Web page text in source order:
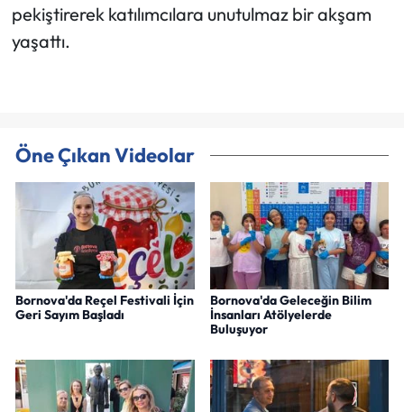
pekiştirerek katılımcılara unutulmaz bir akşam
yaşattı.
Öne Çıkan Videolar
Bornova'da Reçel Festivali İçin
Geri Sayım Başladı
Bornova'da Geleceğin Bilim
İnsanları Atölyelerde
Buluşuyor